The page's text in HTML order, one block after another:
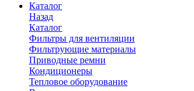
Каталог
Назад
Каталог
Фильтры для вентиляции
Фильтрующие материалы
Приводные ремни
Кондиционеры
Тепловое оборудование